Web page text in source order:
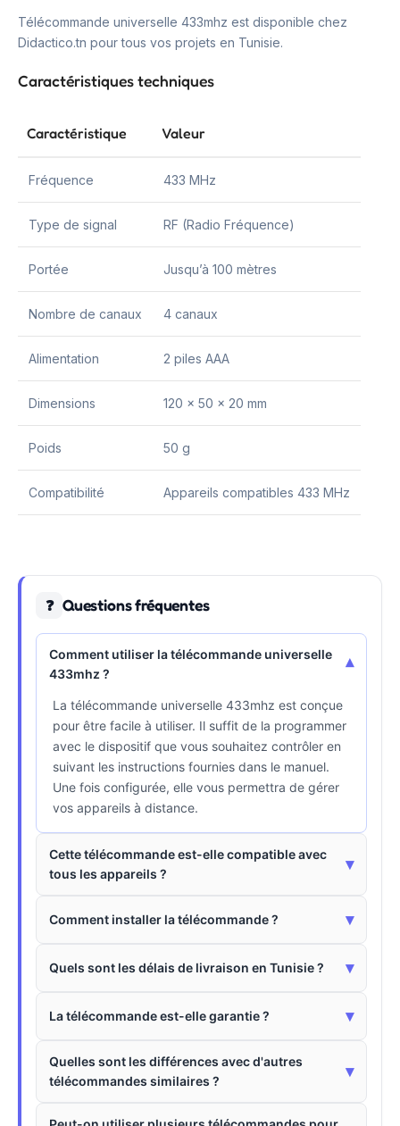
Télécommande universelle 433mhz est disponible chez
Didactico.tn pour tous vos projets en Tunisie.
Caractéristiques techniques
Caractéristique Valeur
Fréquence 433 MHz
Type de signal RF (Radio Fréquence)
Portée Jusqu’à 100 mètres
Nombre de canaux 4 canaux
Alimentation 2 piles AAA
Dimensions 120 x 50 x 20 mm
Poids 50 g
Compatibilité Appareils compatibles 433 MHz
❓ Questions fréquentes
Comment utiliser la télécommande universelle
433mhz ?
▾
La télécommande universelle 433mhz est conçue
pour être facile à utiliser. Il suffit de la programmer
avec le dispositif que vous souhaitez contrôler en
suivant les instructions fournies dans le manuel.
Une fois configurée, elle vous permettra de gérer
vos appareils à distance.
Cette télécommande est-elle compatible avec
tous les appareils ?
▾
Comment installer la télécommande ? ▾
Quels sont les délais de livraison en Tunisie ? ▾
La télécommande est-elle garantie ? ▾
Quelles sont les différences avec d'autres
télécommandes similaires ?
▾